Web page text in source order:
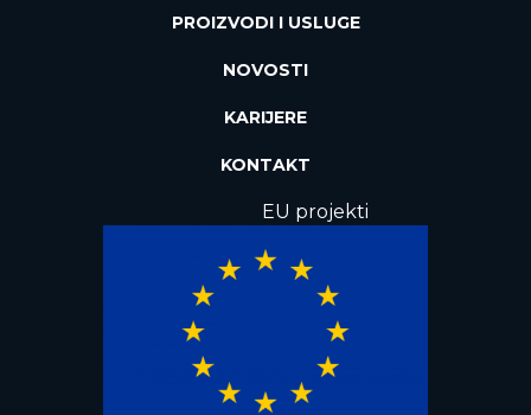
PROIZVODI I USLUGE
NOVOSTI
KARIJERE
KONTAKT
EU projekti